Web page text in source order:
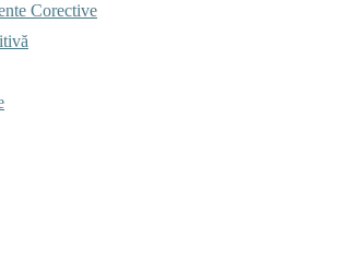
Corective